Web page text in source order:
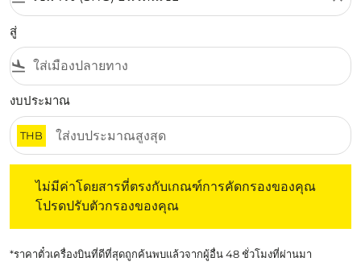
สู่
flight_land
งบประมาณ
THB
ไม่มีค่าโดยสารที่ตรงกับเกณฑ์การคัดกรองของคุณ
โปรดปรับตัวกรองของคุณ
*ราคาตั๋วเครื่องบินที่ดีที่สุดถูกค้นพบแล้วจากผู้อื่น 48 ชั่วโมงที่ผ่านมา